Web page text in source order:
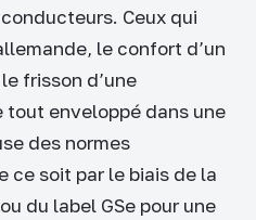
Ceux qui
le confort d’un
frisson d’une
enveloppé dans une
des normes
ce soit par le biais de la
du label GSe pour une